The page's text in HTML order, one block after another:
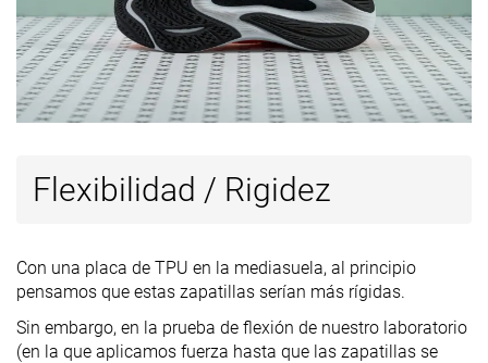
Flexibilidad / Rigidez
Con una placa de TPU en la mediasuela, al principio
pensamos que estas zapatillas serían más rígidas.
Sin embargo, en la prueba de flexión de nuestro laboratorio
(en la que aplicamos fuerza hasta que las zapatillas se